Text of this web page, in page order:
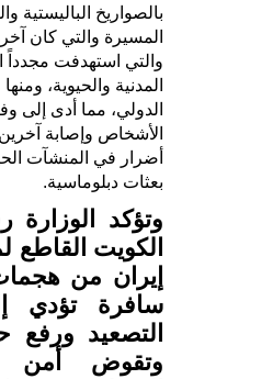
بالصواريخ الباليستية
المسيرة والتي كان
والتي استهدفت مجدداً
المدنية والحيوية،
الدولي، مما أدى إلى
الأشخاص وإصابة
أضرار في المنشآت
بعثات دبلوماسية.
وتؤكد
الكويت القاطع
إيران من
سافرة تؤدي
التصعيد ورفع
وتقوض أمن